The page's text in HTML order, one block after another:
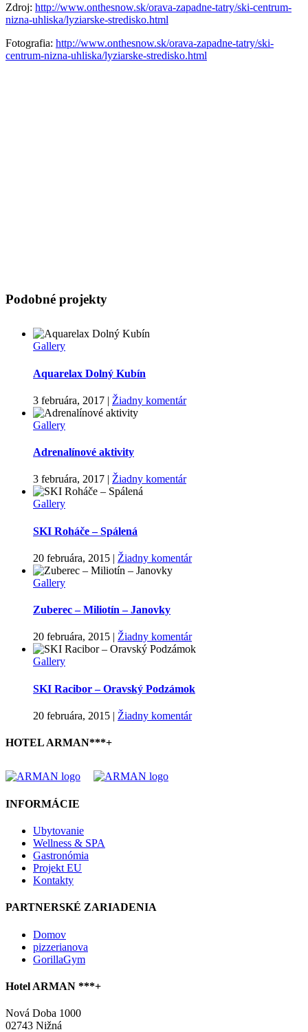
Zdroj: http://www.onthesnow.sk/orava-zapadne-tatry/ski-centrum-
nizna-uhliska/lyziarske-stredisko.html
Fotografia: http://www.onthesnow.sk/orava-zapadne-tatry/ski-
centrum-nizna-uhliska/lyziarske-stredisko.html
Podobné projekty
Gallery
Aquarelax Dolný Kubín
3 februára, 2017 | Žiadny komentár
Gallery
Adrenalínové aktivity
3 februára, 2017 | Žiadny komentár
Gallery
SKI Roháče – Spálená
20 februára, 2015 | Žiadny komentár
Gallery
Zuberec – Miliotín – Janovky
20 februára, 2015 | Žiadny komentár
Gallery
SKI Racibor – Oravský Podzámok
20 februára, 2015 | Žiadny komentár
HOTEL ARMAN***+
INFORMÁCIE
Ubytovanie
Wellness & SPA
Gastronómia
Projekt EU
Kontakty
PARTNERSKÉ ZARIADENIA
Domov
pizzerianova
GorillaGym
Hotel ARMAN ***+
Nová Doba 1000
02743 Nižná